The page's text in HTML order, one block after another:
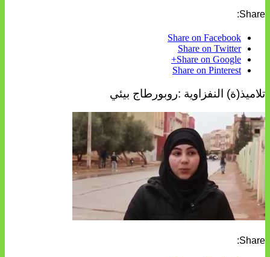
Share:
Share on Facebook
Share on Twitter
Share on Google+
Share on Pinterest
تلاميذ(ة) النفزاوية :روبورطاج بيئي
Share: